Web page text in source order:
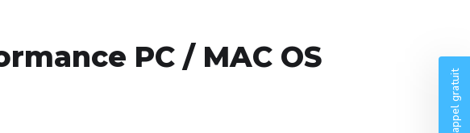
Rappel gratuit
Installation Starlink
PC / MAC OS